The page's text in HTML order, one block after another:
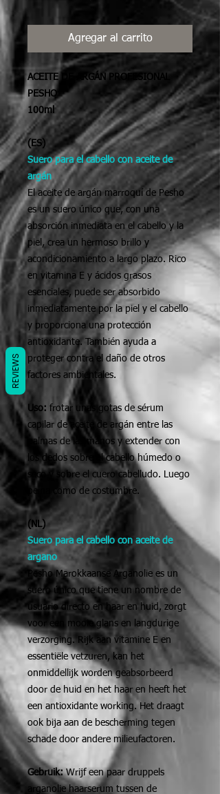
Agregar al carrito
ACEITE DE ARGÁN PROFESIONAL
PESHO
100ml
(ES)
Suero para el cabello con aceite de
argán
El aceite de argán marroquí de Pesho
es un suero único que, con una
absorción inmediata en el cabello y la
piel, crea un hermoso brillo y
acondicionamiento a largo plazo. Rico
en vitamina E y ácidos grasos
esenciales, puede ser absorbido
inmediatamente por la piel y el cabello
y proporciona una protección
antioxidante. También ayuda a
proteger contra el daño de otros
factores ambientales.
Uso: frotar unas gotas de sérum
capilar de aceite de argán entre las
palmas de las manos y extender con
los dedos sobre el cabello húmedo o
seco y sobre el cuero cabelludo. Luego
peina como de costumbre.
(NL)
Suero para el cabello con aceite de
argano
Pesho Marokkaanse Arganolie es un
suero único que tiene un nombre de
usuario directo en haar en huid, zorgt
voor een mooie glans en langdurige
verzorging. Rijk aan vitamine E en
essentiële vetzuren, kan het
onmiddellijk worden geabsorbeerd
door de huid en het haar en heeft het
een antioxidante working. Het draagt
ook bija aan de bescherming tegen
schade door andere milieufactoren.
Gebruik:Wrijf een paar druppels
arganolie haarserum tussen de
REVIEWS